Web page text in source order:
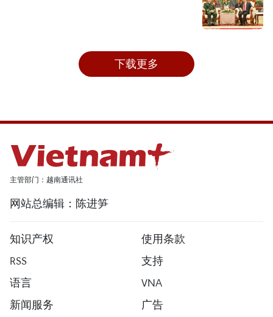
下载更多
主管部门：越南通讯社
网站总编辑：陈进笋
知识产权
使用条款
RSS
支持
语言
VNA
新闻服务
广告